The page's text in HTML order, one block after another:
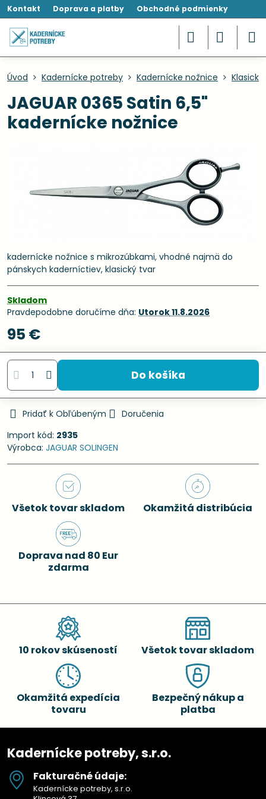
Kontakt Doprava a platby Obchodné podmienky
Úvod Kadernícke potreby Kadernícke nožnice
JAGUAR 0365 Satin 6,5"
kadernícke nožnice
kadernícke nožnice s mikrozúbkami, vhodné najmä do
pánskych kaderníctiev, klasický tvar
Skladom
Pravdepodobne doručíme dňa: Utorok11.8.2026
95 €
Do košíka
Pridať k Obľúbeným
Doručenia
Import kód: 2935
Výrobca: JAGUAR SOLINGEN
Všetok tovar skladom Okamžitá distribúcia
Doprava nad 80 Eur
zdarma
10 rokov skúseností Všetok tovar skladom
Okamžitá expedícia
tovaru
Bezpečný nákup a
platba
Kadernícke potreby, s.r.o.
Fakturačné údaje:
Kadernícke potreby, s.r.o.